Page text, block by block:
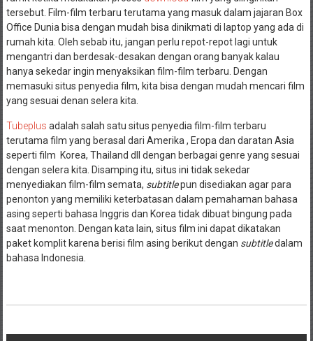
tersebut. Film-film terbaru terutama yang masuk dalam jajaran Box
Office Dunia bisa dengan mudah bisa dinikmati di laptop yang ada di
rumah kita. Oleh sebab itu, jangan perlu repot-repot lagi untuk
mengantri dan berdesak-desakan dengan orang banyak kalau
hanya sekedar ingin menyaksikan film-film terbaru. Dengan
memasuki situs penyedia film, kita bisa dengan mudah mencari film
yang sesuai denan selera kita.
Tubeplus adalah salah satu situs penyedia film-film terbaru
terutama film yang berasal dari Amerika , Eropa dan daratan Asia
seperti film Korea, Thailand dll dengan berbagai genre yang sesuai
dengan selera kita. Disamping itu, situs ini tidak sekedar
menyediakan film-film semata, subtitlepun disediakan agar para
penonton yang memiliki keterbatasan dalam pemahaman bahasa
asing seperti bahasa Inggris dan Korea tidak dibuat bingung pada
saat menonton. Dengan kata lain, situs film ini dapat dikatakan
paket komplit karena berisi film asing berikut dengan subtitledalam
bahasa Indonesia.